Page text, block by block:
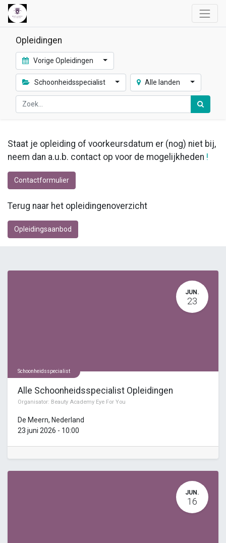
Opleidingen
Vorige Opleidingen
Schoonheidsspecialist Alle landen
Staat je opleiding of voorkeursdatum er (nog) niet bij,
neem dan a.u.b. contact op voor de mogelijkheden !
Contactformulier
Terug naar het opleidingenoverzicht
Opleidingsaanbod
JUN.
23
Schoonheidsspecialist
Alle Schoonheidsspecialist Opleidingen
Organisator: Beauty Academy Eye For You
De Meern, Nederland
23 juni 2026 - 10:00
JUN.
16